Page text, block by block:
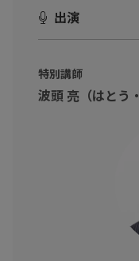
パーソンの方へ！
出演
特別講師
波頭 亮（はとう